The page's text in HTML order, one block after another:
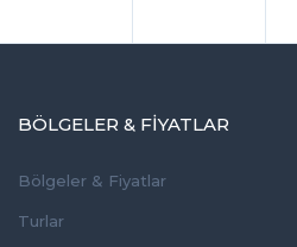
BÖLGELER & FIYATLAR
Bölgeler & Fiyatlar
Turlar